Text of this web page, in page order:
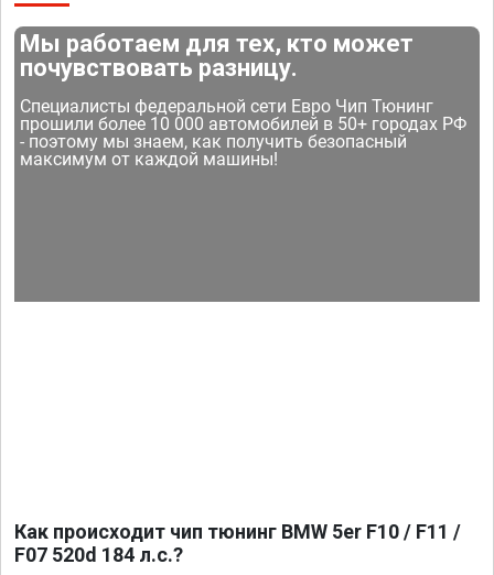
Мы работаем для тех, кто может
почувствовать разницу.
Специалисты федеральной сети Евро Чип Тюнинг
прошили более 10 000 автомобилей в 50+ городах РФ
- поэтому мы знаем, как получить безопасный
максимум от каждой машины!
Как происходит чип тюнинг BMW 5er F10 / F11 /
F07 520d 184 л.с.?